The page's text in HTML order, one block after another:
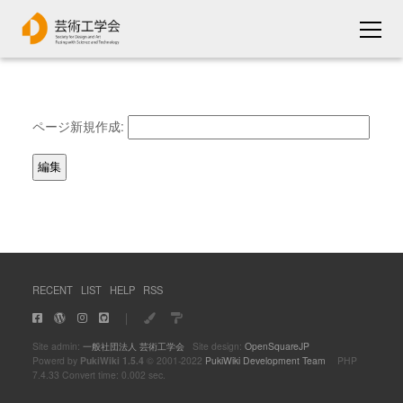
ページ新規作成:
RECENT LIST HELP RSS
｜
Site admin: 一般社団法人 芸術工学会Site design: OpenSquareJP
Powerd by PukiWiki 1.5.4 © 2001-2022 PukiWiki Development Team PHP
7.4.33 Convert time: 0.002 sec.